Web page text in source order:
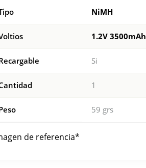
NiMH
1.2V 3500mAh
Si
1
59 grs
de referencia*